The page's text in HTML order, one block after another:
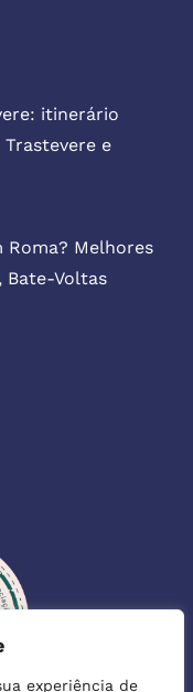
experiência de
itinerário
e
Roma? Melhores
Bate-Voltas